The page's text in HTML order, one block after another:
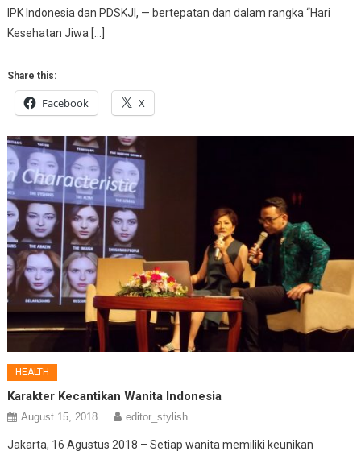
IPK Indonesia dan PDSKJI, — bertepatan dan dalam rangka “Hari
Kesehatan Jiwa […]
Share this:
Facebook X
HEALTH
Karakter Kecantikan Wanita Indonesia
August 15, 2018 editor_stylish
Jakarta, 16 Agustus 2018 – Setiap wanita memiliki keunikan